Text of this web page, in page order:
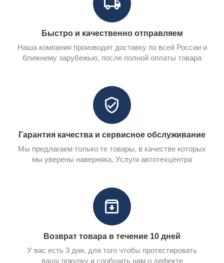
Быстро и качественно отправляем
Наша компания производит доставку по всей России и
ближнему зарубежью, после полной оплаты товара
Гарантия качества и сервисное обслуживание
Мы предлагаем только те товары, в качестве которых
мы уверены наверняка. Услуги автотехцентра
Возврат товара в течение 10 дней
У вас есть 3 дня, для того чтобы протестировать
вашу покупку и сообщить нам о дефекте